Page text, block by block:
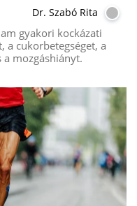
Dr. Szabó Rita
gyakori kockázati
a cukorbetegséget, a
a mozgáshiányt.